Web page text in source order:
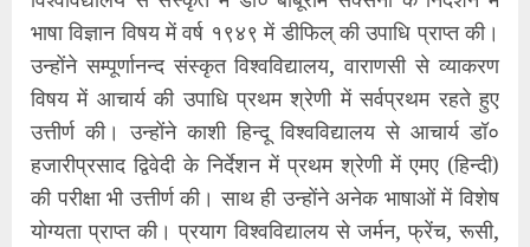
भाषा विज्ञान विषय में वर्ष १९४९ में डीफिल् की उपाधि प्राप्त की।
उन्होंने सम्पूर्णानन्द संस्कृत विश्वविद्यालय, वाराणसी से व्याकरण
विषय में आचार्य की उपाधि प्रथम श्रेणी में सर्वप्रथम रहते हुए
उत्तीर्ण की। उन्होंने काशी हिन्दू विश्वविद्यालय से आचार्य डॉ०
हजारीप्रसाद द्विवेदी के निर्देशन में प्रथम श्रेणी में एमए (हिन्दी)
की परीक्षा भी उत्तीर्ण की। साथ ही उन्होंने अनेक भाषाओं में विशेष
योग्यता प्राप्त की। प्रयाग विश्वविद्यालय से जर्मन, फ्रेंच, रूसी,